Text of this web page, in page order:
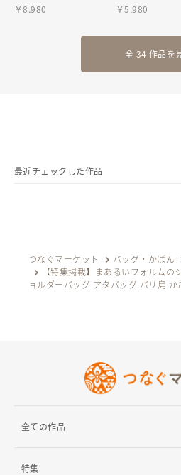
ッグ♪ バリ島 アタバ
ッグ ハンドバッグ か
￥8,980
ごバッグ♪ショ
ーバッグ アタバ
￥5,980
全 34 作品を
最近チェックした作品
つなぐマーケット バッグ・かばん
【特集掲載】まあるいフォルム
ョルダーバッグ アタバッグ バリ島
全ての作品
特集